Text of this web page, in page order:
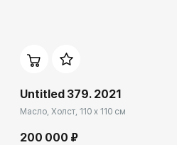
Untitled 379. 2021
Масло, Холст, 110 x 110 см
200 000 ₽